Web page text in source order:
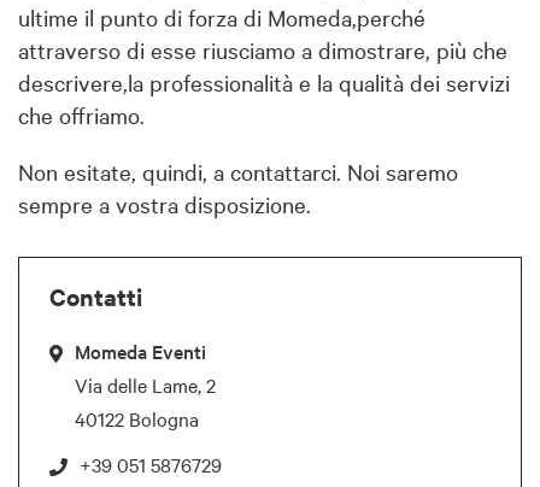
ultime il punto di forza di Momeda,perché
attraverso di esse riusciamo a dimostrare, più che
descrivere,la professionalità e la qualità dei servizi
che offriamo.
Non esitate, quindi, a contattarci. Noi saremo
sempre a vostra disposizione.
Contatti
Momeda Eventi
Via delle Lame, 2
40122 Bologna
+39 051 5876729